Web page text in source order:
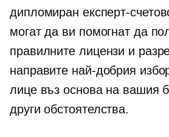
дипломиран експерт-
могат да ви помогнат да
правилните лицензи и
направите най-добрия
лице въз основа на вашия
други обстоятелства.